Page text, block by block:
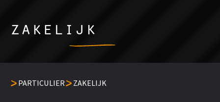
zakelijk
PARTICULIER ZAKELIJK